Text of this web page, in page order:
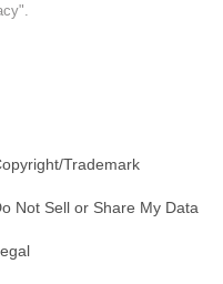
Trademark
Not Sell or Share My Data